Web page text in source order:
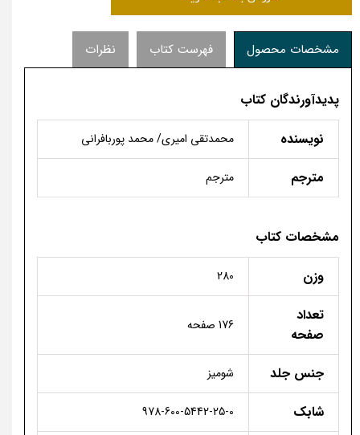
مشخصات محصول فهرست کتاب نظرات
پدیدآورندگان کتاب
نویسنده
محمدتقی امیری/ محمد پوربافرانی
مترجم مترجم
مشخصات کتاب
وزن
280
تعداد
صفحه
176 صفحه
جنس جلد شومیز
شابک 978-600-5442-25-0